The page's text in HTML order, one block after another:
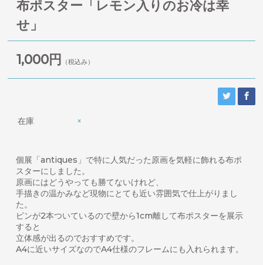
布ポスター「レモン入りのお冷は幸
せ」
1,000円 （税込み）
在庫 ×
個展「antiques」で特に人気だった原画を気軽に飾れる布ポ
スターにしました。
原画にはどうやっても勝てないけれど、
手描きの温かみなど現物にとても近い雰囲気で仕上がりまし
た。
ピンが2本ついているので壁から1cm離して布ポスターを展示
すると
立体感が出るのでおすすめです。
A4に近いサイズなのでA4仕様のフレームにも入れられます。